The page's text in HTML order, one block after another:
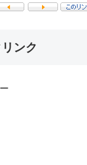
ンク